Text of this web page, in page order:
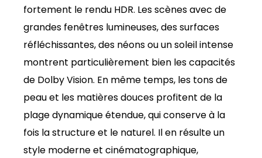
fortement le rendu HDR. Les scènes avec de
grandes fenêtres lumineuses, des surfaces
réfléchissantes, des néons ou un soleil intense
montrent particulièrement bien les capacités
de Dolby Vision. En même temps, les tons de
peau et les matières douces profitent de la
plage dynamique étendue, qui conserve à la
fois la structure et le naturel. Il en résulte un
style moderne et cinématographique,